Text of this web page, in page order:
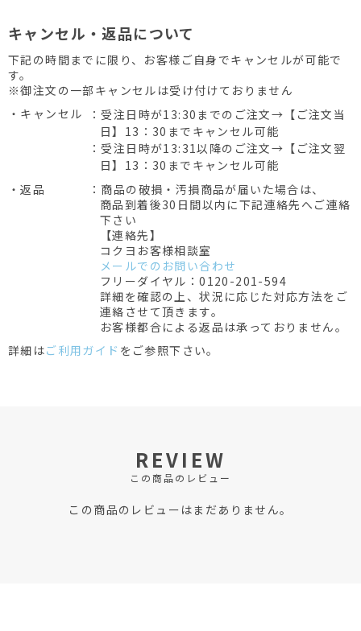
キャンセル・返品について
下記の時間までに限り、お客様ご自身でキャンセルが可能で
す。
※御注文の一部キャンセルは受け付けておりません
・キャンセル
：受注日時が13:30までのご注文→【ご注文当
日】13：30までキャンセル可能
：受注日時が13:31以降のご注文→【ご注文翌
日】13：30までキャンセル可能
・返品
：商品の破損・汚損商品が届いた場合は、
商品到着後30日間以内に下記連絡先へご連絡
下さい
【連絡先】
コクヨお客様相談室
メールでのお問い合わせ
フリーダイヤル：0120-201-594
詳細を確認の上、状況に応じた対応方法をご
連絡させて頂きます。
お客様都合による返品は承っておりません。
詳細はご利用ガイド をご参照下さい。
REVIEW
この商品のレビュー
この商品のレビューはまだありません。